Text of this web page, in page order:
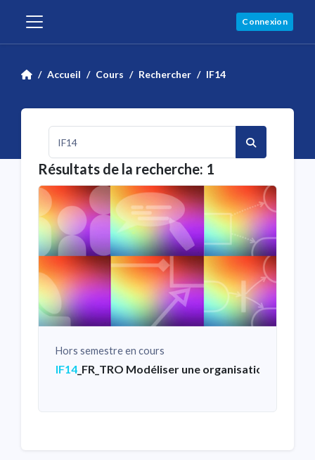
Connexion
Accueil Cours Rechercher IF14
Rechercher
Résultats de la recherche: 1
Hors semestre en cours
IF14 _FR_TRO Modéliser une organisation et ses